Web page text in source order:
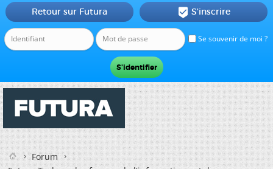
Se souvenir de moi ?
Retour sur Futura  S'inscrire
Forum